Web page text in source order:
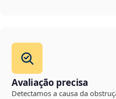
Avaliação precisa
Detectamos a causa da